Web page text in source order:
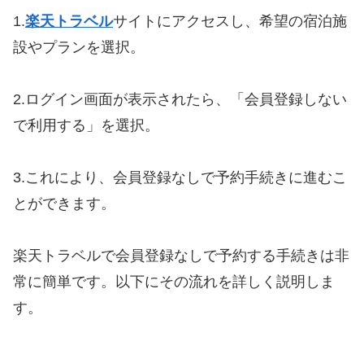
1.楽天トラベルサイトにアクセスし、希望の宿泊施
設やプランを選択。
2.ログイン画面が表示されたら、「会員登録しない
で利用する」を選択。
3.これにより、会員登録なしで予約手続きに進むこ
とができます。
楽天トラベルで会員登録なしで予約する手続きは非
常に簡単です。以下にその流れを詳しく説明しま
す。